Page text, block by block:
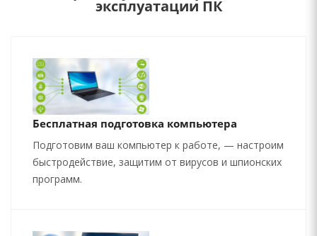
эксплуатации ПК
Бесплатная подготовка компьютера
Подготовим ваш компьютер к работе, — настроим
быстродействие, защитим от вирусов и шпионских
программ.